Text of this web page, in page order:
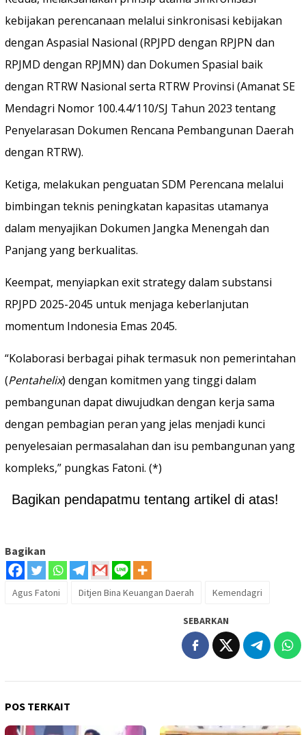
kebijakan perencanaan melalui sinkronisasi kebijakan
dengan Aspasial Nasional (RPJPD dengan RPJPN dan
RPJMD dengan RPJMN) dan Dokumen Spasial baik
dengan RTRW Nasional serta RTRW Provinsi (Amanat SE
Mendagri Nomor 100.4.4/110/SJ Tahun 2023 tentang
Penyelarasan Dokumen Rencana Pembangunan Daerah
dengan RTRW).
Ketiga, melakukan penguatan SDM Perencana melalui
bimbingan teknis peningkatan kapasitas utamanya
dalam menyajikan Dokumen Jangka Menengah dan
Panjang yang berkualitas.
Keempat, menyiapkan exit strategy dalam substansi
RPJPD 2025-2045 untuk menjaga keberlanjutan
momentum Indonesia Emas 2045.
“Kolaborasi berbagai pihak termasuk non pemerintahan
(Pentahelix) dengan komitmen yang tinggi dalam
pembangunan dapat diwujudkan dengan kerja sama
dengan pembagian peran yang jelas menjadi kunci
penyelesaian permasalahan dan isu pembangunan yang
kompleks,” pungkas Fatoni. (*)
Bagikan pendapatmu tentang artikel di atas!
Bagikan
Agus Fatoni Ditjen Bina Keuangan Daerah Kemendagri
SEBARKAN
POS TERKAIT